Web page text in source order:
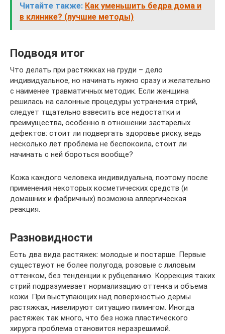
Читайте также: Как уменьшить бедра дома и
в клинике? (лучшие методы)
Подводя итог
Что делать при растяжках на груди – дело
индивидуальное, но начинать нужно сразу и желательно
с наименее травматичных методик. Если женщина
решилась на салонные процедуры устранения стрий,
следует тщательно взвесить все недостатки и
преимущества, особенно в отношении застарелых
дефектов: стоит ли подвергать здоровье риску, ведь
несколько лет проблема не беспокоила, стоит ли
начинать с ней бороться вообще?
Кожа каждого человека индивидуальна, поэтому после
применения некоторых косметических средств (и
домашних и фабричных) возможна аллергическая
реакция.
Разновидности
Есть два вида растяжек: молодые и постарше. Первые
существуют не более полугода, розовые с лиловым
оттенком, без тенденции к рубцеванию. Коррекция таких
стрий подразумевает нормализацию оттенка и объема
кожи. При выступающих над поверхностью дермы
растяжках, нивелируют ситуацию пилингом. Иногда
растяжек так много, что без ножа пластического
хирурга проблема становится неразрешимой.